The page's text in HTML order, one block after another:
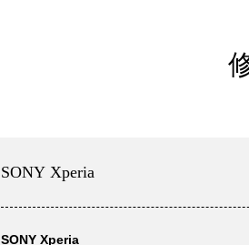
SONY Xperia
SONY Xperia